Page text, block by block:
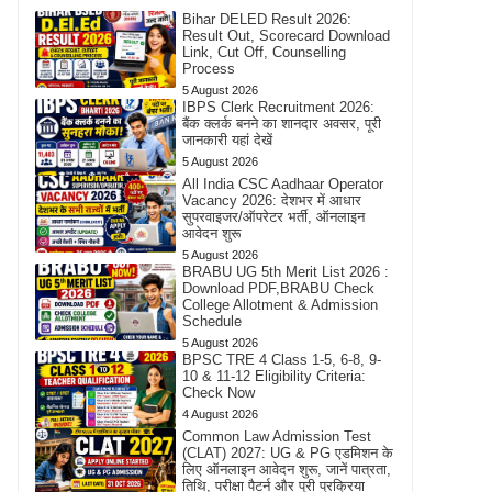
Bihar DELED Result 2026:
Result Out, Scorecard Download
Link, Cut Off, Counselling
Process
5 August 2026
IBPS Clerk Recruitment 2026:
बैंक क्लर्क बनने का शानदार अवसर, पूरी
जानकारी यहां देखें
5 August 2026
All India CSC Aadhaar Operator
Vacancy 2026: देशभर में आधार
सुपरवाइजर/ऑपरेटर भर्ती, ऑनलाइन
आवेदन शुरू
5 August 2026
BRABU UG 5th Merit List 2026 :
Download PDF,BRABU Check
College Allotment & Admission
Schedule
5 August 2026
BPSC TRE 4 Class 1-5, 6-8, 9-
10 & 11-12 Eligibility Criteria:
Check Now
4 August 2026
Common Law Admission Test
(CLAT) 2027: UG & PG एडमिशन के
लिए ऑनलाइन आवेदन शुरू, जानें पात्रता,
तिथि, परीक्षा पैटर्न और पूरी प्रक्रिया